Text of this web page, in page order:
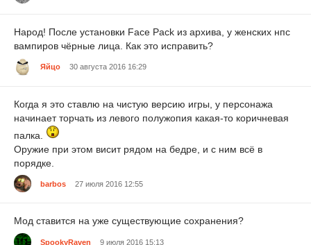
Народ! После установки Face Pack из архива, у женских нпс
вампиров чёрные лица. Как это исправить?
Яйцо 30 августа 2016 16:29
Когда я это ставлю на чистую версию игры, у персонажа
начинает торчать из левого полужопия какая-то коричневая
палка.
Оружие при этом висит рядом на бедре, и с ним всё в
порядке.
barbos 27 июля 2016 12:55
Мод ставится на уже существующие сохранения?
SpookyRaven 9 июля 2016 15:13